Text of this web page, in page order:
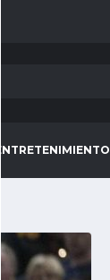
ENTRETENIMIENTO